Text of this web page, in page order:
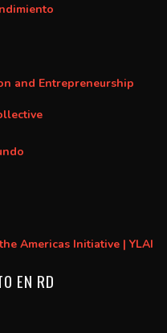
and Entrepreneurship
Americas Initiative | YLAI
EN RD